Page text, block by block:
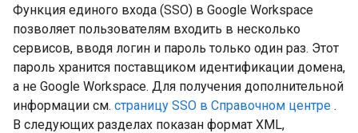
Функция единого входа (SSO) в Google Workspace
позволяет пользователям входить в несколько
сервисов, вводя логин и пароль только один раз. Этот
пароль хранится поставщиком идентификации домена,
а не Google Workspace. Для получения дополнительной
информации см. страницу SSO в Справочном центре .
В следующих разделах показан формат XML,